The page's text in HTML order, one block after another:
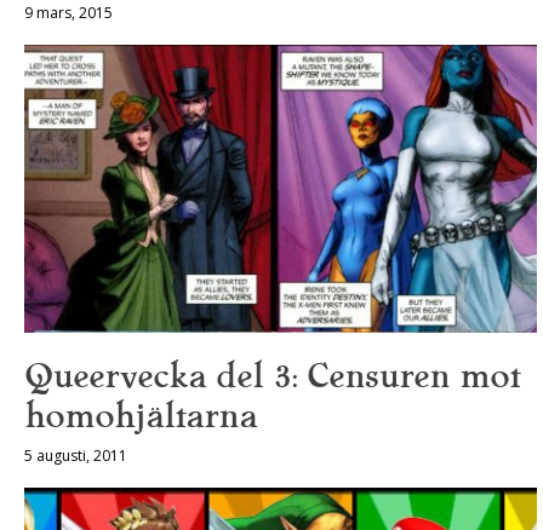
9 mars, 2015
Queervecka del 3: Censuren mot
homohjältarna
5 augusti, 2011